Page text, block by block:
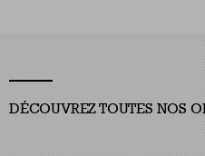
DÉCOUVREZ TOUTES NOS